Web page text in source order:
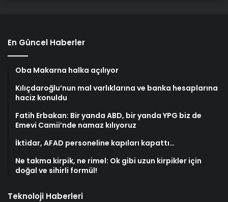
En Güncel Haberler
Oba Makarna halka açılıyor
Kılıçdaroğlu’nun mal varlıklarına ve banka hesaplarına
haciz konuldu
Fatih Erbakan: Bir yanda ABD, bir yanda YPG biz de
Emevi Camii’nde namaz kılıyoruz
İktidar, AFAD personeline kapıları kapattı…
Ne takma kirpik, ne rimel: Ok gibi uzun kirpikler için
doğal ve sihirli formül!
Teknoloji Haberleri